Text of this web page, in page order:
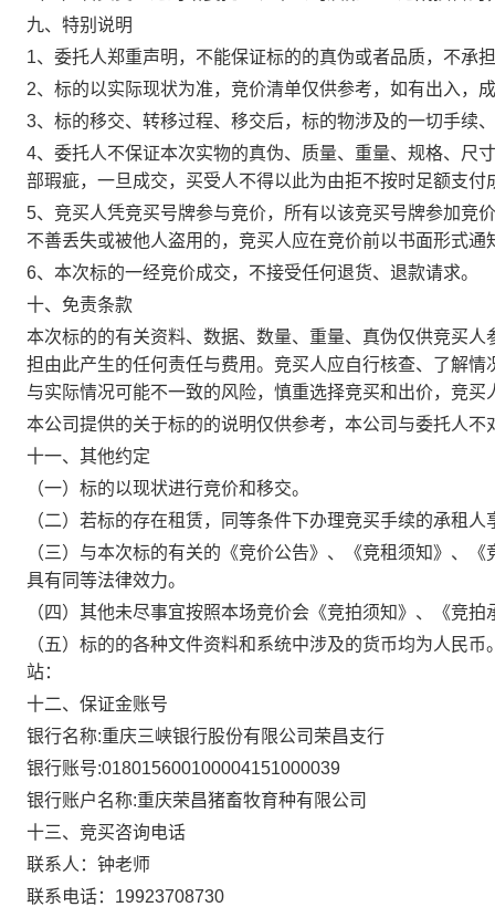
九、特别说明
1、委托人郑重声明，不能保证标的的真伪或者品质，不承
2、标的以实际现状为准，竞价清单仅供参考，如有出入，
3、标的移交、转移过程、移交后，标的物涉及的一切手续
4、委托人不保证本次实物的真伪、质量、重量、规格、尺
部瑕疵，一旦成交，买受人不得以此为由拒不按时足额支付
5、竞买人凭竞买号牌参与竞价，所有以该竞买号牌参加竞
不善丢失或被他人盗用的，竞买人应在竞价前以书面形式
6、本次标的一经竞价成交，不接受任何退货、退款请求。
十、免责条款
本次标的的有关资料、数据、数量、重量、真伪仅供竞买
担由此产生的任何责任与费用。竞买人应自行核查、了解
与实际情况可能不一致的风险，慎重选择竞买和出价，竞
本公司提供的关于标的的说明仅供参考，本公司与委托人不
十一、其他约定
（一）标的以现状进行竞价和移交。
（二）若标的存在租赁，同等条件下办理竞买手续的承租人
（三）与本次标的有关的《竞价公告》、《竞租须知》、
具有同等法律效力。
（四）其他未尽事宜按照本场竞价会《竞拍须知》、《竞
（五）标的的各种文件资料和系统中涉及的货币均为人民
站：
十二、保证金账号
银行名称:重庆三峡银行股份有限公司荣昌支行
银行账号:018015600100004151000039
银行账户名称:重庆荣昌猪畜牧育种有限公司
十三、竞买咨询电话
联系人：钟老师
联系电话： 19923708730